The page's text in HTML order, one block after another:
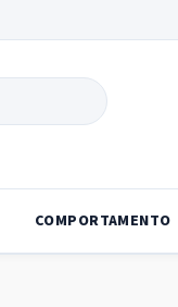
COMPORTAMENTO